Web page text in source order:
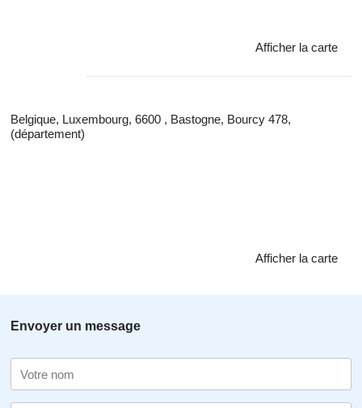
Afficher la carte
Belgique, Luxembourg, 6600 , Bastogne, Bourcy 478,
(département)
Afficher la carte
Envoyer un message